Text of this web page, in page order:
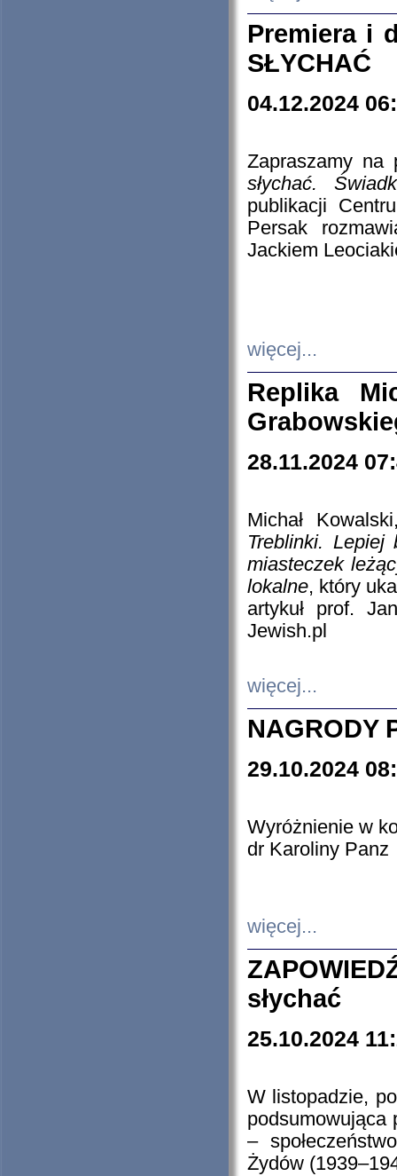
Premiera i
SŁYCHAĆ
04.12.2024
Zapraszamy
słychać.
publikacji
Persak
Jackiem
więcej...
Replika
28.11.2024
Michał
Treblinki. Lepiej
miasteczek
lokalne, który
artykuł prof.
Jewish.pl
więcej...
NAGRODY
29.10.2024
Wyróżnienie w
dr Karoliny Panz
więcej...
słychać
25.10.2024
W listopadzie,
podsumowująca
–
Żydów